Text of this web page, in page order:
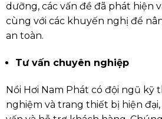
dưỡng, các vấn đề đã phát hiện
cùng với các khuyến nghị để
an toàn.
Tư vấn chuyên nghiệp
Nồi Hơi Nam Phát có đội ngũ kỹ
nghiệm và trang thiết bị hiện